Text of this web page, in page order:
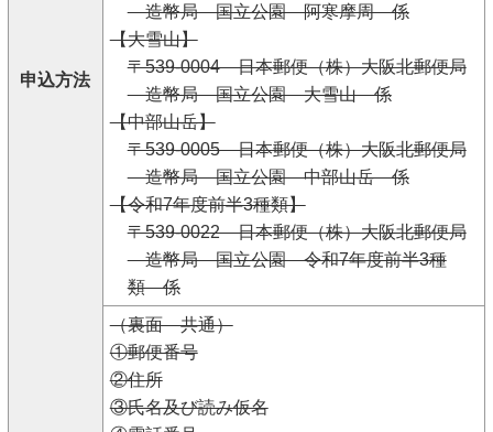
申込方法
造幣局 国立公園 阿寒摩周 係
【大雪山】
〒539-0004 日本郵便（株）大阪北郵便局
造幣局 国立公園 大雪山 係
【中部山岳】
〒539-0005 日本郵便（株）大阪北郵便局
造幣局 国立公園 中部山岳 係
【令和7年度前半3種類】
〒539-0022 日本郵便（株）大阪北郵便局
造幣局 国立公園 令和7年度前半3種
類 係
（裏面 共通）
①郵便番号
②住所
③氏名及び読み仮名